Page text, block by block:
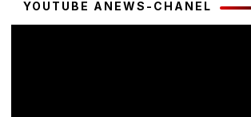
YOUTUBE ANEWS-CHANEL